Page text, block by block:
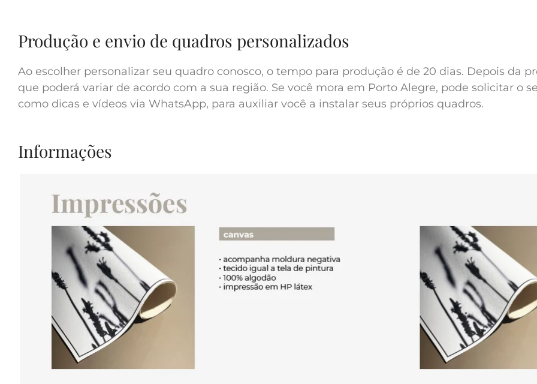
Produção e envio de quadros personalizados
Ao escolher personalizar seu quadro conosco, o tempo para produção é de 20 dias. Depois da
que poderá variar de acordo com a sua região. Se você mora em Porto Alegre, pode solicitar o
como dicas e vídeos via WhatsApp, para auxiliar você a instalar seus próprios quadros.
Informações